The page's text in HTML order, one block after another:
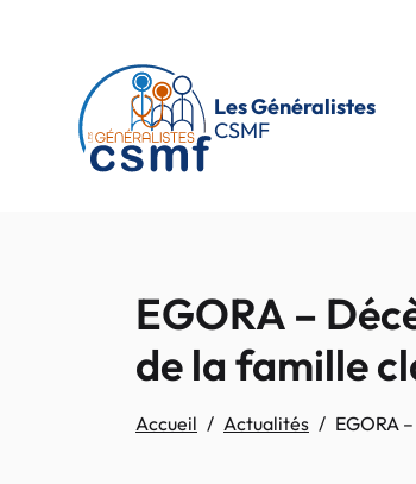
Les Généralistes
CSMF
EGORA –
de la famille
Accueil Actualités EGORA